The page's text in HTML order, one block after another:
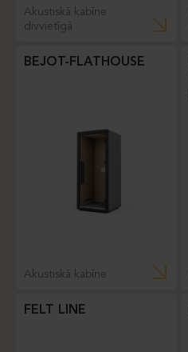
Akustiskā kabīne
divvietīgā
BEJOT-FLATHOUSE
Akustiskā kabīne
FELT LINE